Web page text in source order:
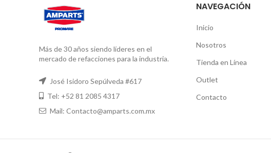
Más de 30 años siendo líderes en el
mercado de refacciones para la industria.
José Isidoro Sepúlveda #617
Tel: +52 81 2085 4317
Mail: Contacto@amparts.com.mx
NAVEGACIÓN
Inicio
Nosotros
Tienda en Línea
Outlet
Contacto